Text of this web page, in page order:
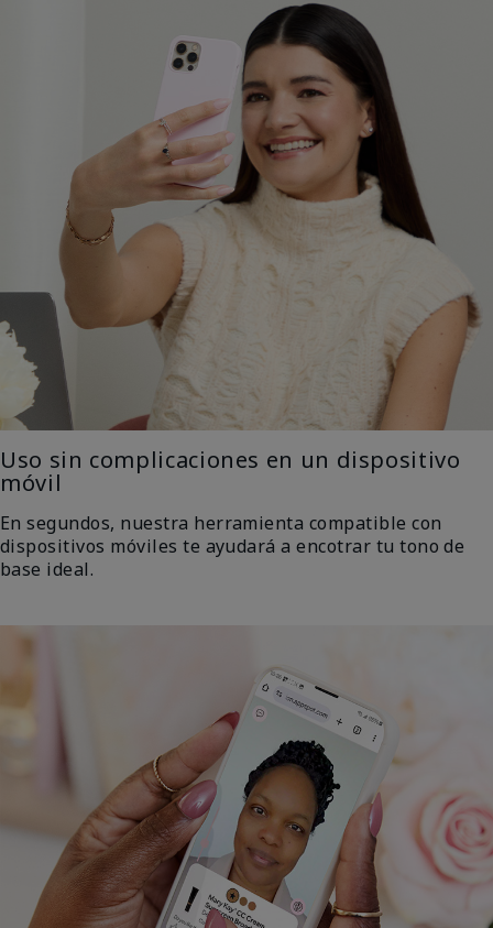
Uso sin complicaciones en un dispositivo
móvil
En segundos, nuestra herramienta compatible con
dispositivos móviles te ayudará a encotrar tu tono de
base ideal.